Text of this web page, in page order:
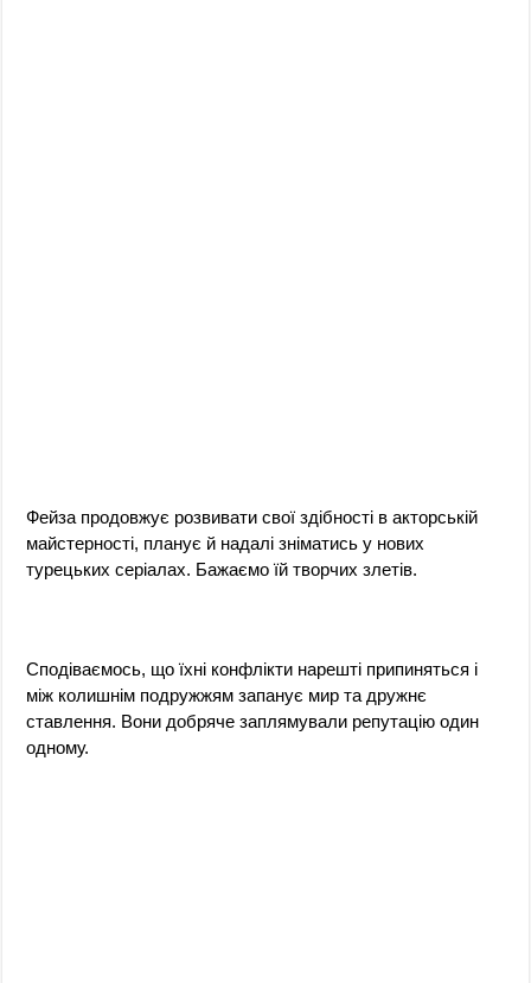
Фейза продовжує розвивати свої здібності в акторській
майстерності, планує й надалі зніматись у нових
турецьких серіалах. Бажаємо їй творчих злетів.
Сподіваємось, що їхні конфлікти нарешті припиняться і
між колишнім подружжям запанує мир та дружнє
ставлення. Вони добряче заплямували репутацію один
одному.